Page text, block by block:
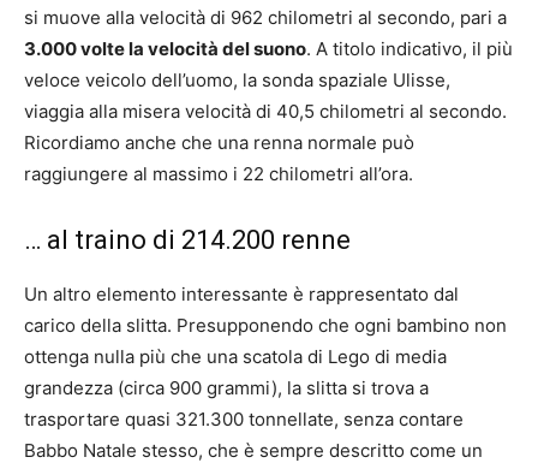
si muove alla velocità di 962 chilometri al secondo, pari a
3.000 volte la velocità del suono. A titolo indicativo, il più
veloce veicolo dell’uomo, la sonda spaziale Ulisse,
viaggia alla misera velocità di 40,5 chilometri al secondo.
Ricordiamo anche che una renna normale può
raggiungere al massimo i 22 chilometri all’ora.
… al traino di 214.200 renne
Un altro elemento interessante è rappresentato dal
carico della slitta. Presupponendo che ogni bambino non
ottenga nulla più che una scatola di Lego di media
grandezza (circa 900 grammi), la slitta si trova a
trasportare quasi 321.300 tonnellate, senza contare
Babbo Natale stesso, che è sempre descritto come un